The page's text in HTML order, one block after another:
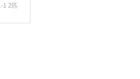
1 2匹